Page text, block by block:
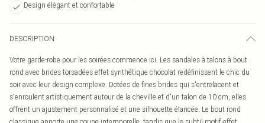
Design élégant et confortable
DESCRIPTION
Votre garde-robe pour les soirées commence ici. Les sandales à talons à bout
rond avec brides torsadées effet synthétique chocolat redéfinissent le chic du
soir avec leur design complexe. Dotées de fines brides qui s'entrelacent et
s'enroulent artistiquement autour de la cheville et d'un talon de 10 cm, elles
offrent un ajustement personnalisé et une silhouette élancée. Le bout rond